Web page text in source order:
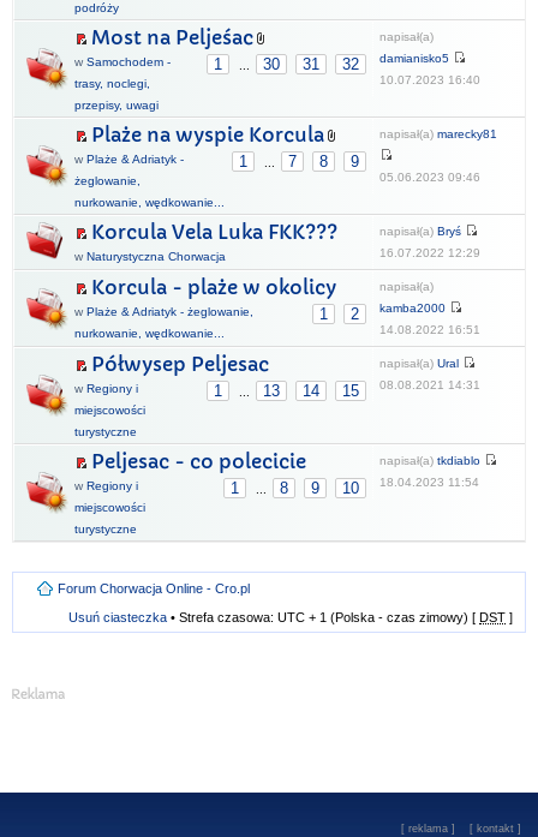
podróży
Most na Peljeśac
1 ... 30 31 32
w Samochodem -
trasy, noclegi,
przepisy, uwagi
napisał(a)
damianisko5
10.07.2023 16:40
Plaże na wyspie Korcula
1 ... 7 8 9
w Plaże & Adriatyk -
żeglowanie,
nurkowanie, wędkowanie...
napisał(a) marecky81
05.06.2023 09:46
Korcula Vela Luka FKK???
w Naturystyczna Chorwacja
napisał(a) Bryś
16.07.2022 12:29
Korcula - plaże w okolicy
1 2
w Plaże & Adriatyk - żeglowanie,
nurkowanie, wędkowanie...
napisał(a)
kamba2000
14.08.2022 16:51
Półwysep Peljesac
1 ... 13 14 15
w Regiony i
miejscowości
turystyczne
napisał(a) Ural
08.08.2021 14:31
Peljesac - co polecicie
1 ... 8 9 10
w Regiony i
miejscowości
turystyczne
napisał(a) tkdiablo
18.04.2023 11:54
Forum Chorwacja Online - Cro.pl
Usuń ciasteczka • Strefa czasowa: UTC + 1 (Polska - czas zimowy) [ DST ]
[ reklama ] [ kontakt]